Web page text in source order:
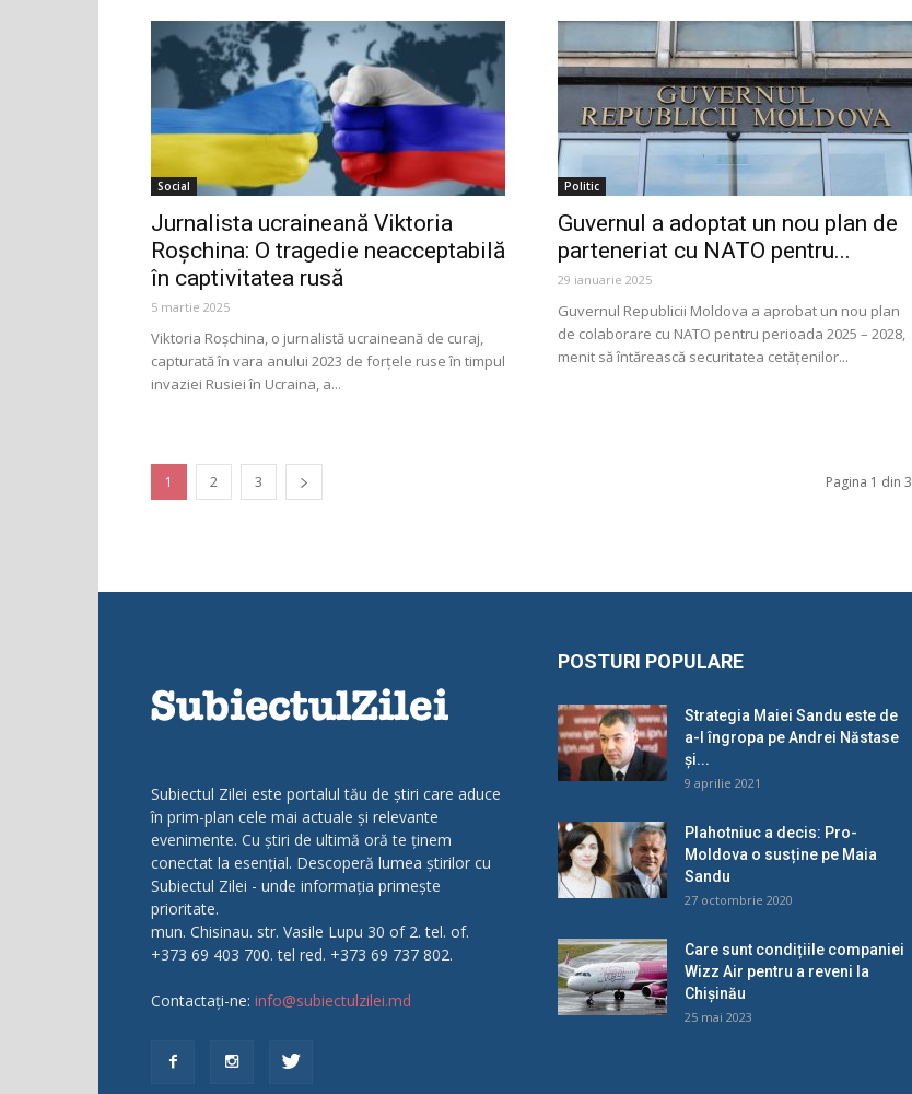
Social
Jurnalista ucraineană Viktoria
Roșchina: O tragedie neacceptabilă
în captivitatea rusă
5 martie 2025
Viktoria Roșchina, o jurnalistă ucraineană de curaj,
capturată în vara anului 2023 de forțele ruse în timpul
invaziei Rusiei în Ucraina, a...
Politic
Guvernul a adoptat un nou plan de
parteneriat cu NATO pentru...
29 ianuarie 2025
Guvernul Republicii Moldova a aprobat un nou plan
de colaborare cu NATO pentru perioada 2025 – 2028,
menit să întărească securitatea cetățenilor...
1 2 3 Pagina 1 din 3
Subiectul Zilei este portalul tău de știri care aduce
în prim-plan cele mai actuale și relevante
evenimente. Cu știri de ultimă oră te ținem
conectat la esențial. Descoperă lumea știrilor cu
Subiectul Zilei - unde informația primește
prioritate.
mun. Chisinau. str. Vasile Lupu 30 of 2. tel. of.
+373 69 403 700. tel red. +373 69 737 802.
Contactați-ne: info@subiectulzilei.md
POSTURI POPULARE
Strategia Maiei Sandu este de
a-l îngropa pe Andrei Năstase
și...
9 aprilie 2021
Plahotniuc a decis: Pro-
Moldova o susține pe Maia
Sandu
27 octombrie 2020
Care sunt condițiile companiei
Wizz Air pentru a reveni la
Chișinău
25 mai 2023